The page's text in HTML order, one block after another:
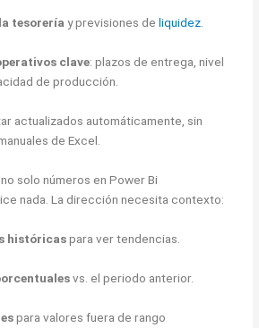
tesorería y previsiones deliquidez.
clave: plazos de entrega, nivel
de producción.
actualizados automáticamente, sin
de Excel.
solo números en Power Bi
nada. La dirección necesita contexto:
históricaspara ver tendencias.
vs. el periodo anterior.
para valores fuera de rango